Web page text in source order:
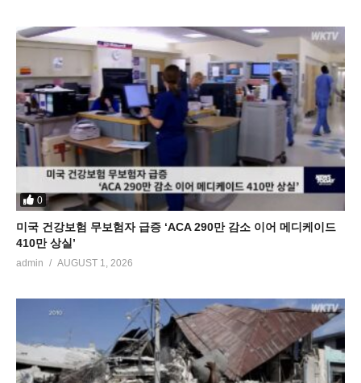
0
미국 건강보험 무보험자 급증 ‘ACA 290만 감소 이어 메디케이드
410만 상실’
admin AUGUST 1, 2026